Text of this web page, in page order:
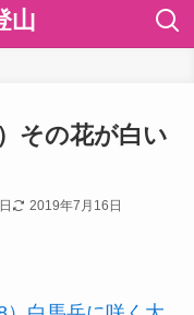
山
その花が白い
2019年7月16日